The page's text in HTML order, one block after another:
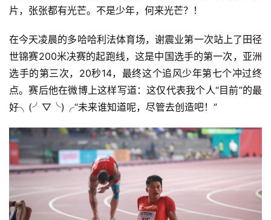
片，张张都有光芒。不是少年，何来光芒？！
在今天凌晨的多哈哈利法体育场，谢震业第一次站上了田径
世锦赛200米决赛的起跑线，这是中国选手的第一次，亚洲
选手的第三次，20秒14，最终这个追风少年第七个冲过终
点。赛后他在微博上这样写道：这仅代表我个人“目前”的最
好╮(╯▽╰)╭“未来谁知道呢，尽管去创造吧！”